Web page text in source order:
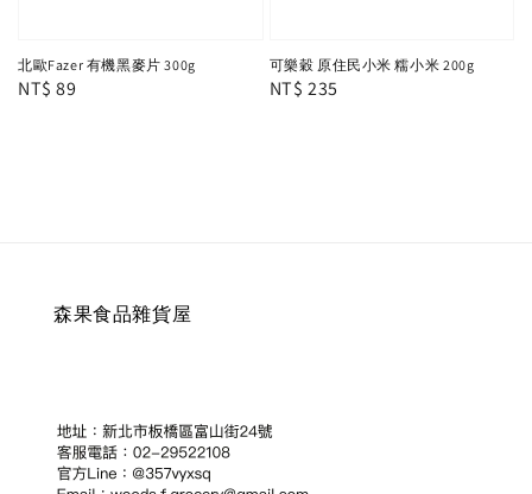
北歐Fazer 有機黑麥片 300g
Regular
NT$ 89
可樂穀 原住民小米 糯小米 200g
Regular
NT$ 235
森果食品雜貨屋